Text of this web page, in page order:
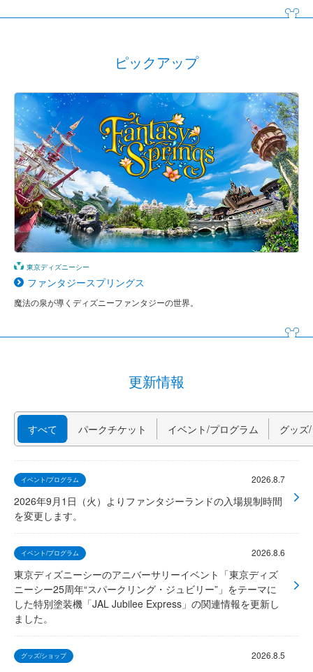
ピックアップ
東京ディズニーシー
ファンタジースプリングス
魔法の泉が導くディズニーファンタジーの世界。
更新情報
すべて パークチケット イベント/プログラム グッズ
イベント/プログラム 2026.8.7
2026年9月1日（火）よりファンタジーランドの入場規制時間
を変更します。
イベント/プログラム 2026.8.6
東京ディズニーシーのアニバーサリーイベント「東京ディズ
ニーシー25周年“スパークリング・ジュビリー”」をテーマに
した特別塗装機「JAL Jubilee Express」の関連情報を更新し
ました。
グッズ/ショップ 2026.8.5